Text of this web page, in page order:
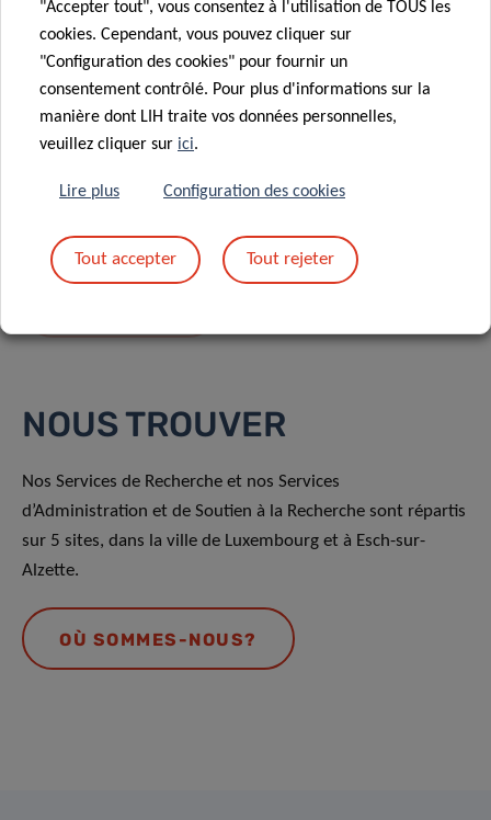
En envoyant votre message, vous acceptez
NOUS TROUVER
Nos Services de Recherche et nos Services
d’Administration et de Soutien à la Recherche sont répartis
sur 5 sites, dans la ville de Luxembourg et à Esch-sur-
Alzette.
OÙ SOMMES-NOUS?
"Accepter tout", vous consentez à l'utilisation de TOUS les
cookies. Cependant, vous pouvez cliquer sur
"Configuration des cookies" pour fournir un
consentement contrôlé. Pour plus d'informations sur la
manière dont LIH traite vos données personnelles,
veuillez cliquer sur ici.
Lire plus Configuration des cookies
Tout accepter Tout rejeter